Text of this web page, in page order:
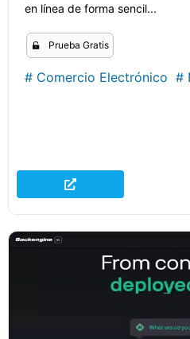
en línea de forma sencil...
Prueba Gratis
# Comercio Electrónico #